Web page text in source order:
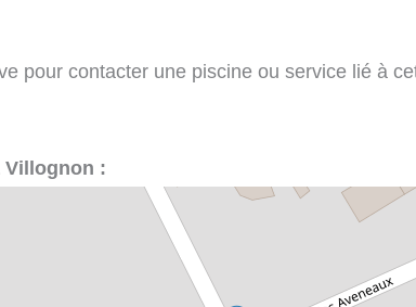
pour contacter une piscine ou service lié à
Villognon :